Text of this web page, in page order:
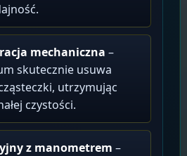
mechaniczna –
skutecznie usuwa
utrzymując
czystości.
z manometrem –